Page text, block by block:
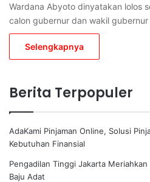
Wardana Abyoto dinyatakan lolos
calon gubernur dan wakil
Selengkapnya
Berita Terpopuler
AdaKami Pinjaman Online, Solusi
Kebutuhan Finansial
Pengadilan Tinggi Jakarta
Baju Adat